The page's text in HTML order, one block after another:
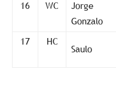
16 WC
Jorge
Gonzalo
17 HC
Saulo